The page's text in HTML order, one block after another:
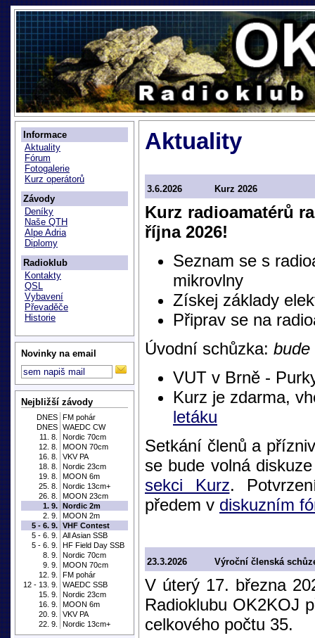
Informace
Aktuality
Fórum
Fotogalerie
Kurz operátorů
Závody
Deníky
Naše QTH
Alpe Adria
Diplomy
Radioklub
Kontakty
QSL
Vybavení
Převaděče
Historie
Novinky na email
Nejbližší závody
DNES FM pohár
DNES WAEDC CW
11. 8.
Nordic 70cm
12. 8.
MOON 70cm
16. 8.
VKV PA
18. 8.
Nordic 23cm
19. 8.
MOON 6m
25. 8.
Nordic 13cm+
26. 8.
MOON 23cm
1. 9. Nordic 2m
2. 9.
MOON 2m
5 - 6. 9. VHF Contest
5 - 6. 9.
All Asian SSB
5 - 6. 9.
HF Field Day SSB
8. 9.
Nordic 70cm
9. 9.
MOON 70cm
12. 9.
FM pohár
12 - 13. 9.
WAEDC SSB
15. 9.
Nordic 23cm
16. 9.
MOON 6m
20. 9.
VKV PA
22. 9.
Nordic 13cm+
Aktuality
3.6.2026 Kurz 2026
Kurz radioamatérů
října 2026!
Seznam se s
mikrovlny
Získej základy
Připrav se na
Úvodní schůzka: bude
VUT v Brně -
Kurz je zdarma,
letáku
Setkání členů a
se bude volná
sekci Kurz.
předem v diskuzním
23.3.2026 Výroční členská
V úterý 17. března
Radioklubu OK2KOJ
celkového počtu 35.